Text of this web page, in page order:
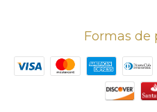
Formas de